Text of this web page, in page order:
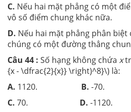
C. Nếu hai mặt phẳng có một
vô số điểm chung khác nữa.
D. Nếu hai mặt phẳng phân
chúng có một đường thẳng
Câu 44 : Số hạng không chứa x
{x - \dfrac{2}{x}} \right)^8}\) là:
A. 1120. B. -70.
C. 70. D. -1120.